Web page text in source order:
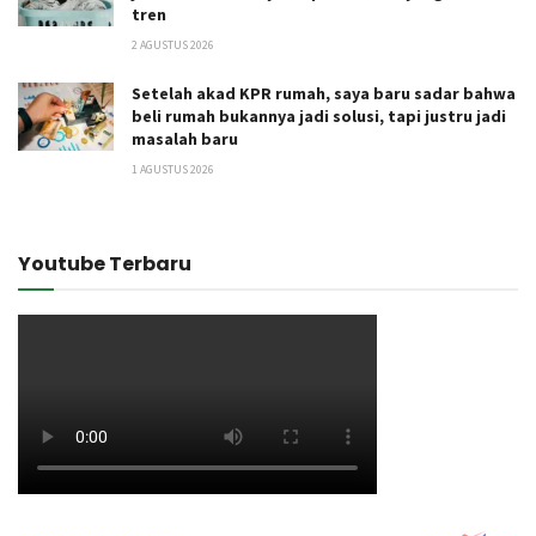
tren
2 AGUSTUS 2026
Setelah akad KPR rumah, saya baru sadar bahwa
beli rumah bukannya jadi solusi, tapi justru jadi
masalah baru
1 AGUSTUS 2026
Youtube Terbaru